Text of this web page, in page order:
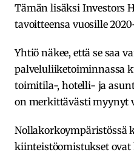
Tämän lisäksi Investors
tavoitteensa vuosille
Yhtiö näkee, että se saa
palveluliiketoiminnassa
toimitila-, hotelli- ja
on merkittävästi myynyt
Nollakorkoympäristössä
kiinteistöomistukset